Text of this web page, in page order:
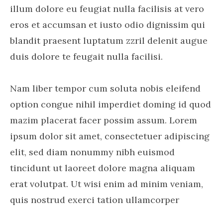
illum dolore eu feugiat nulla facilisis at vero
eros et accumsan et iusto odio dignissim qui
blandit praesent luptatum zzril delenit augue
duis dolore te feugait nulla facilisi.
Nam liber tempor cum soluta nobis eleifend
option congue nihil imperdiet doming id quod
mazim placerat facer possim assum. Lorem
ipsum dolor sit amet, consectetuer adipiscing
elit, sed diam nonummy nibh euismod
tincidunt ut laoreet dolore magna aliquam
erat volutpat. Ut wisi enim ad minim veniam,
quis nostrud exerci tation ullamcorper